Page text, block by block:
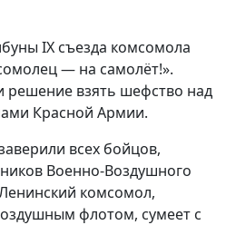
IX съезда комсомола
— на самолёт!».
решение взять шефство над
Красной Армии.
всех бойцов,
Военно-Воздушного
комсомол,
флотом, сумеет с